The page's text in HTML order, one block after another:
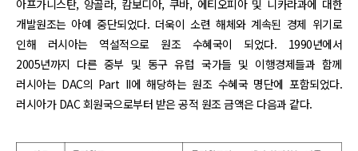
아프가니스탄, 앙골라, 캄보디아, 쿠바, 에티오피아 및 니카라과에 대한
개발원조는 아예 중단되었다. 더욱이 소련 해체와 계속된 경제 위기로
인해 러시아는 역설적으로 원조 수혜국이 되었다. 1990년에서
2005년까지 다른 중부 및 동구 유럽 국가들 및 이행경제들과 함께
러시아는 DAC의 Part II에 해당하는 원조 수혜국 명단에 포함되었다.
러시아가 DAC 회원국으로부터 받은 공적 원조 금액은 다음과 같다.